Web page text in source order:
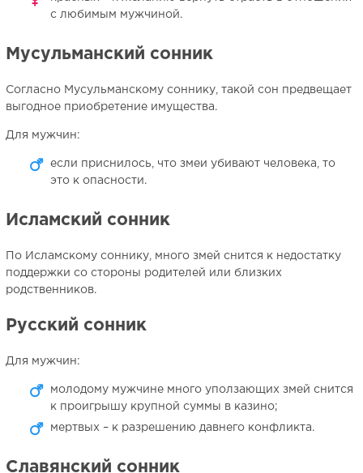
с любимым мужчиной.
Мусульманский сонник
Согласно Мусульманскому соннику, такой сон предвещает
выгодное приобретение имущества.
Для мужчин:
если приснилось, что змеи убивают человека, то
это к опасности.
Исламский сонник
По Исламскому соннику, много змей снится к недостатку
поддержки со стороны родителей или близких
родственников.
Русский сонник
Для мужчин:
молодому мужчине много уползающих змей снится
к проигрышу крупной суммы в казино;
мертвых – к разрешению давнего конфликта.
Славянский сонник